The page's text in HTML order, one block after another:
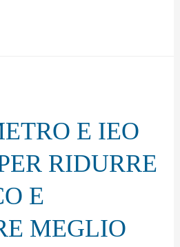
E IEO
RIDURRE
E
MEGLIO